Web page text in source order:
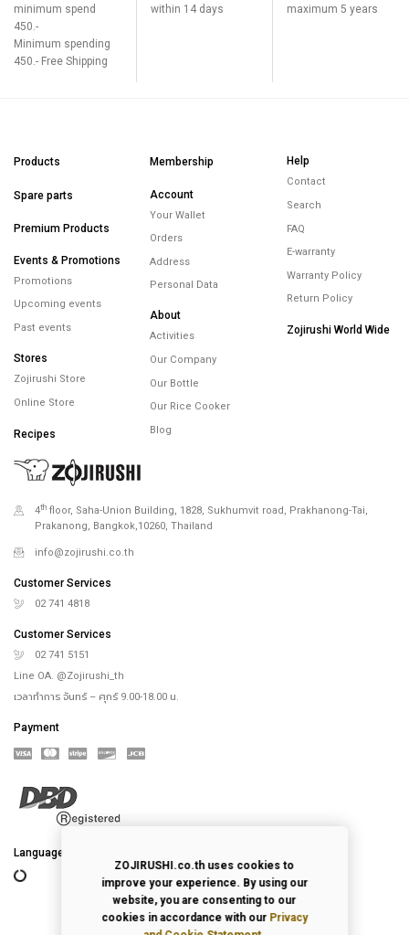
minimum spend
450.-
Minimum spending
450.- Free Shipping
within 14 days
maximum 5 years
Products
Spare parts
Premium Products
Events & Promotions
Promotions
Upcoming events
Past events
Stores
Zojirushi Store
Online Store
Recipes
Membership
Account
Your Wallet
Orders
Address
Personal Data
About
Activities
Our Company
Our Bottle
Our Rice Cooker
Blog
Help
Contact
Search
FAQ
E-warranty
Warranty Policy
Return Policy
Zojirushi World Wide
4th floor, Saha-Union Building, 1828, Sukhumvit road, Prakhanong-Tai,
Prakanong, Bangkok,10260, Thailand
info@zojirushi.co.th
Customer Services
02 741 4818
Customer Services
02 741 5151
Line OA. @Zojirushi_th
เวลาทำการ จันทร์ – ศุกร์ 9.00-18.00 น.
Payment
Language
ZOJIRUSHI.co.th uses cookies to
improve your experience. By using our
website, you are consenting to our
cookies in accordance with our Privacy